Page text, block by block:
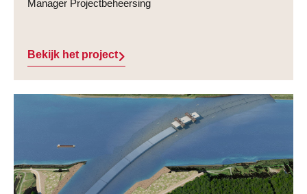
Manager Projectbeheersing
Bekijk het project